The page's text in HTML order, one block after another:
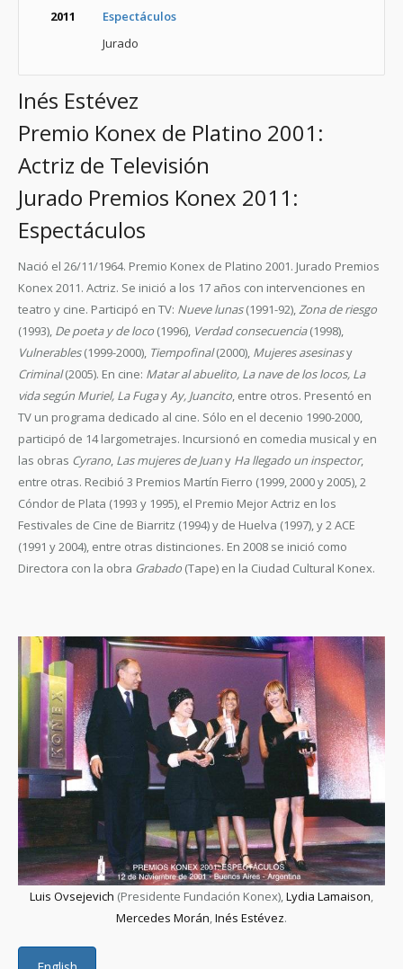
2011
Espectáculos
Jurado
Inés Estévez
Premio Konex de Platino 2001:
Actriz de Televisión
Jurado Premios Konex 2011:
Espectáculos
Nació el 26/11/1964. Premio Konex de Platino 2001. Jurado Premios
Konex 2011. Actriz. Se inició a los 17 años con intervenciones en
teatro y cine. Participó en TV: Nueve lunas(1991-92),Zona de riesgo
(1993), De poeta y de loco (1996), Verdad consecuencia(1998),
Vulnerables(1999-2000), Tiempofinal(2000), Mujeres asesinasy
Criminal(2005). En cine: Matar al abuelito, La nave de los locos, La
vida según Muriel, La FugayAy, Juancito, entre otros. Presentó en
TV un programa dedicado al cine. Sólo en el decenio 1990-2000,
participó de 14 largometrajes. Incursionó en comedia musical y en
las obras Cyrano, Las mujeres de Juany Ha llegado un inspector,
entre otras. Recibió 3 Premios Martín Fierro (1999, 2000 y 2005), 2
Cóndor de Plata (1993 y 1995), el Premio Mejor Actriz en los
Festivales de Cine de Biarritz (1994) y de Huelva (1997), y 2 ACE
(1991 y 2004), entre otras distinciones. En 2008 se inició como
Directora con la obra Grabado (Tape) en la Ciudad Cultural Konex.
Luis Ovsejevich (Presidente Fundación Konex), Lydia Lamaison
Mercedes Morán Inés Estévez.